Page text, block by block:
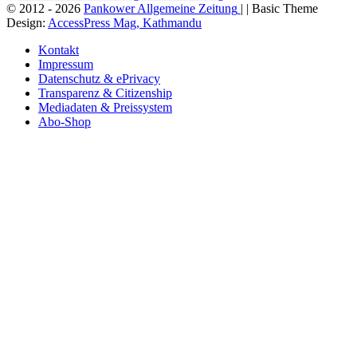
© 2012 - 2026 Pankower Allgemeine Zeitung | | Basic Theme
Design: AccessPress Mag, Kathmandu
Kontakt
Impressum
Datenschutz & ePrivacy
Transparenz & Citizenship
Mediadaten & Preissystem
Abo-Shop